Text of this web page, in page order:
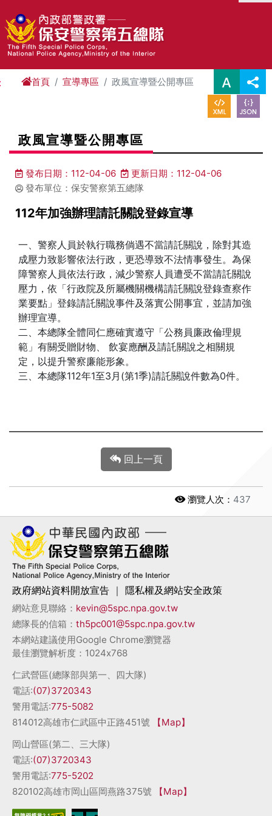
首頁 宣導專區 政風宣導暨公開專區
政風宣導暨公開專區
發布日期：112-04-06
更新日期：112-04-06
發布單位：保安警察第五總隊
112年加強辦理請託關說登錄宣導
一、警察人員於執行職務倘遇不當請託關說，除對其造
成壓力致影響依法行政，更恐導致不法情事發生。為保
障警察人員依法行政，減少警察人員遭受不當請託關說
壓力，依「行政院及所屬機關機構請託關說登錄查察作
業要點」登錄請託關說事件及落實公開事宜，並請加強
辦理宣導。
二、本總隊全體同仁應確實遵守「公務員廉政倫理規
範」有關受贈財物、 飲宴應酬及請託關說之相關規
定，以提升警察廉能形象。
三、本總隊112年1至3月(第1季)請託關說件數為0件。
回上一頁
瀏覽人次： 437
政府網站資料開放宣告 ｜ 隱私權及網站安全政策
網站意見聯絡： kevin@5spc.npa.gov.tw
總隊長的信箱： th5pc001@5spc.npa.gov.tw
本網站建議使用Google Chrome瀏覽器
最佳瀏覽解析度：1024x768
仁武營區(總隊部與第一、四大隊)
電話:(07)3720343
警用電話:775-5082
814012高雄市仁武區中正路451號
【Map】
岡山營區(第二、三大隊)
電話:(07)3720343
警用電話:775-5202
820102高雄市岡山區岡燕路375號
【Map】